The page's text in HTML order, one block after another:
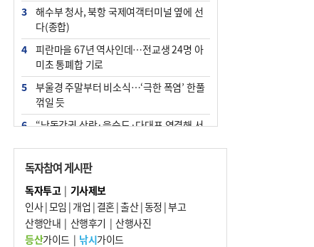
3
해수부 청사, 북항 국제여객터미널 옆에 선
다(종합)
4
피란마을 67년 역사인데…전교생 24명 아
미초 통폐합 기로
5
부울경 주말부터 비소식…‘극한 폭염’ 한풀
꺾일 듯
6
“낙동강권 삼락·을숙도·다대포 연결해 서
7
오늘의 날씨- 2026년 8월 7일
8
외국인 선원 ‘인신매매 경유지’ 된 부산…
우려가 현실로
9
[사설] 해수부 신청사 북항으로 확정, 해양
수도 도약의 전환점
독자참여 게시판
독자투고| 기사제보
인사|모임 | 개업 | 결혼|출산|동정 |부고
산행안내 | 산행후기 | 산행사진
등산가이드| 낚시가이드